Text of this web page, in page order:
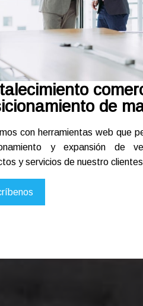
de
con herramientas web que
y expansión de
y servicios de nuestro